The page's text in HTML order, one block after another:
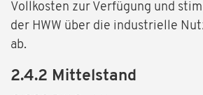
Vollkosten zur Verfügung und
der HWW über die industrielle
ab.
2.4.2 Mittelstand